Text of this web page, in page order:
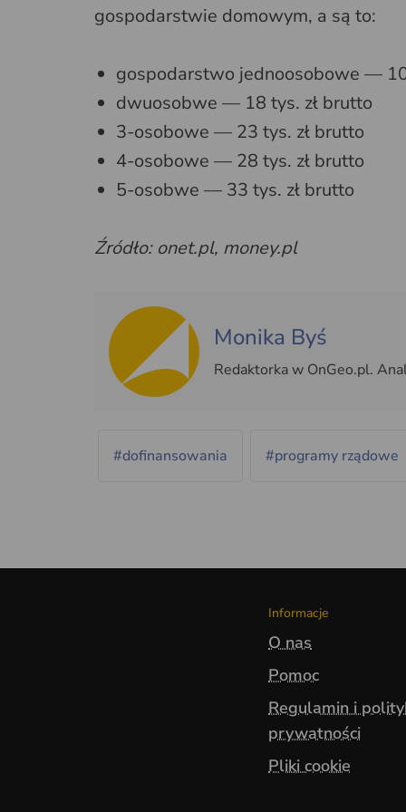
gospodarstwie domowym, a są to:
gospodarstwo jednoosobowe —
dwuosobwe — 18 tys. zł brutto
3-osobowe — 23 tys. zł brutto
4-osobowe — 28 tys. zł brutto
5-osobwe — 33 tys. zł brutto
Źródło: onet.pl, money.pl
Monika Byś
Redaktorka w OnGeo.pl.
#dofinansowania #programy rządowe
Informacje
O nas
Pomoc
Regulamin i
prywatności
Pliki cookie